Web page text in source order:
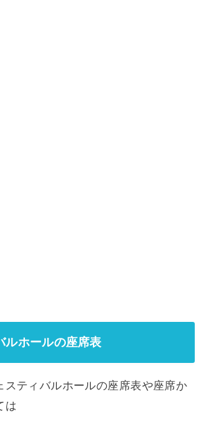
ルホールの座席表
スティバルホールの座席表や座席か
は